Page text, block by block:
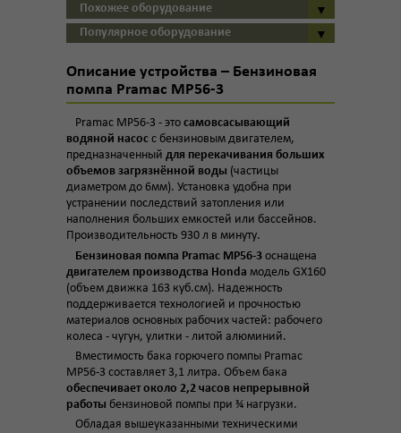
Похожее оборудование
Популярное оборудование
Описание устройства – Бензиновая
помпа Pramac MP56-3
Pramac MP56-3 - это самовсасывающий
водяной насос с бензиновым двигателем,
предназначенный для перекачивания больших
объемов загрязнённой воды (частицы
диаметром до 6мм). Установка удобна при
устранении последствий затопления или
наполнения больших емкостей или бассейнов.
Производительность 930 л в минуту.
Бензиновая помпа Pramac MP56-3оснащена
двигателем производства Honda модель GX160
(объем движка 163 куб.см). Надежность
поддерживается технологией и прочностью
материалов основных рабочих частей: рабочего
колеса - чугун, улитки - литой алюминий.
Вместимость бака горючего помпы Pramac
MP56-3 составляет 3,1 литра. Объем бака
обеспечивает около 2,2 часов непрерывной
работы бензиновой помпы при ¾ нагрузки.
Обладая вышеуказанными техническими